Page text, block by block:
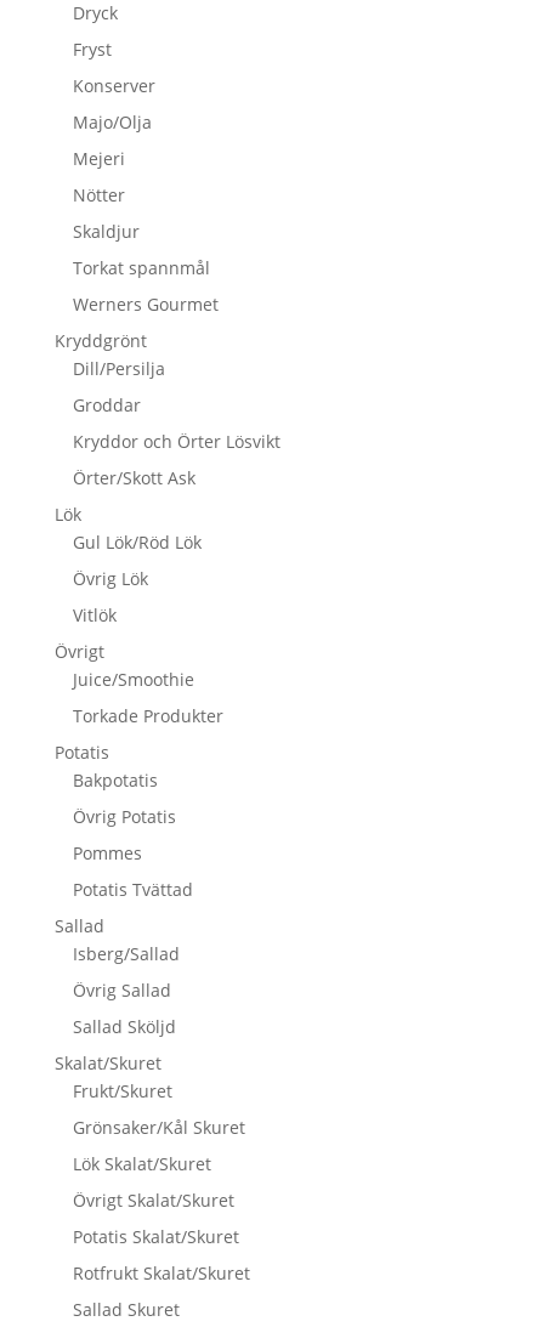
Dryck
Fryst
Konserver
Majo/Olja
Mejeri
Nötter
Skaldjur
Torkat spannmål
Werners Gourmet
Kryddgrönt
Dill/Persilja
Groddar
Kryddor och Örter Lösvikt
Örter/Skott Ask
Lök
Gul Lök/Röd Lök
Övrig Lök
Vitlök
Övrigt
Juice/Smoothie
Torkade Produkter
Potatis
Bakpotatis
Övrig Potatis
Pommes
Potatis Tvättad
Sallad
Isberg/Sallad
Övrig Sallad
Sallad Sköljd
Skalat/Skuret
Frukt/Skuret
Grönsaker/Kål Skuret
Lök Skalat/Skuret
Övrigt Skalat/Skuret
Potatis Skalat/Skuret
Rotfrukt Skalat/Skuret
Sallad Skuret